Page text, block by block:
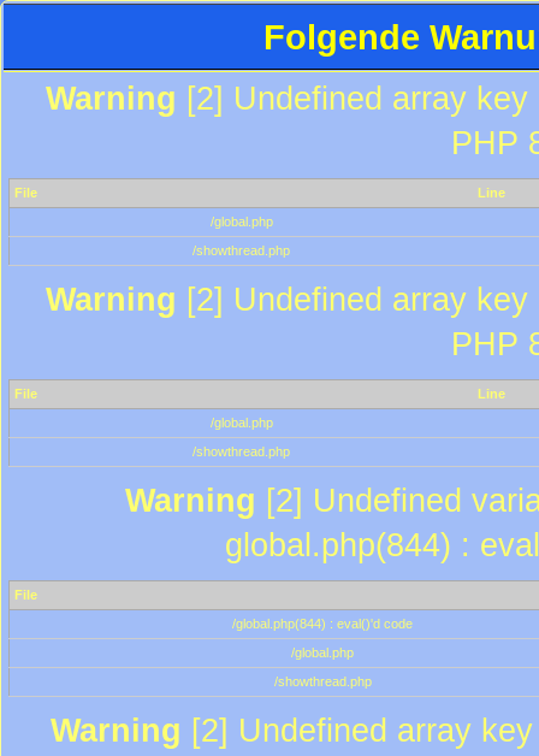
Folgende
Warning [2] Undefined array
PHP
File
Line
/global.php
/showthread.php
Warning [2] Undefined array
PHP
File
Line
/global.php
/showthread.php
Warning [2] Undefined
global.php(844) :
File
/global.php(844) : eval()'d code
/global.php
/showthread.php
Warning [2] Undefined array